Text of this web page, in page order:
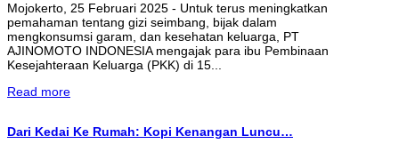
Mojokerto, 25 Februari 2025 - Untuk terus meningkatkan
pemahaman tentang gizi seimbang, bijak dalam
mengkonsumsi garam, dan kesehatan keluarga, PT
AJINOMOTO INDONESIA mengajak para ibu Pembinaan
Kesejahteraan Keluarga (PKK) di 15...
Read more
Dari Kedai Ke Rumah: Kopi Kenangan Luncu…